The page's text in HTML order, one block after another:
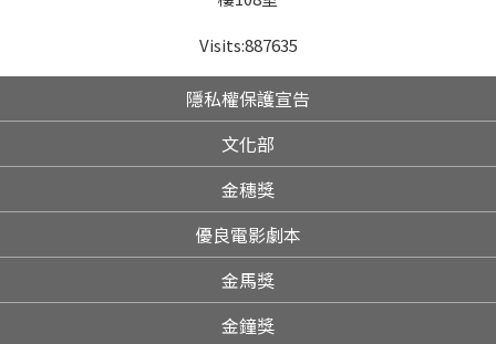
Visits:887635
隱私權保護宣告
文化部
金穗獎
優良電影劇本
金馬獎
金鐘獎